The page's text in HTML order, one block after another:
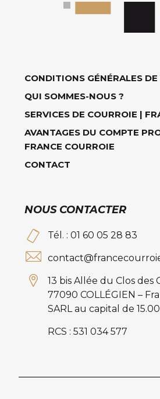
CONDITIONS GÉNÉRALES DE
QUI SOMMES-NOUS ?
SERVICES DE COURROIE |
AVANTAGES DU COMPTE
FRANCE COURROIE
CONTACT
NOUS CONTACTER
Tél. : 01 60 05 28 83
13 bis Allée du Clos des
77090 COLLÉGIEN –
SARL au capital de
RCS : 531 034 577